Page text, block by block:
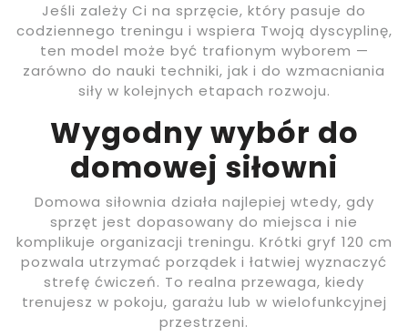
Jeśli zależy Ci na sprzęcie, który pasuje do
codziennego treningu i wspiera Twoją dyscyplinę,
ten model może być trafionym wyborem —
zarówno do nauki techniki, jak i do wzmacniania
siły w kolejnych etapach rozwoju.
Wygodny wybór do
domowej siłowni
Domowa siłownia działa najlepiej wtedy, gdy
sprzęt jest dopasowany do miejsca i nie
komplikuje organizacji treningu. Krótki gryf 120 cm
pozwala utrzymać porządek i łatwiej wyznaczyć
strefę ćwiczeń. To realna przewaga, kiedy
trenujesz w pokoju, garażu lub w wielofunkcyjnej
przestrzeni.